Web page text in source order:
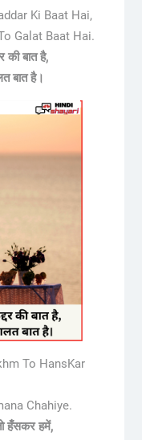
Ki Baat Hai,
Galat Baat Hai.
की बात है,
बात है।
To HansKar
Chahiye.
हँसकर हमें,